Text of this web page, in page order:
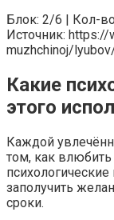
Блок: 2/6 | Кол-
Источник:
muzhchinoj/
Какие
этого
Каждой
том, как
заполучить
сроки.